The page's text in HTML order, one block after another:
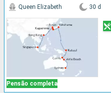
Pensão completa
Queen Elizabeth 30 d